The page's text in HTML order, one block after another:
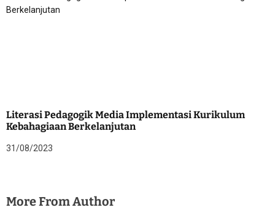
Literasi Pedagogik Media Implementasi Kurikulum
Kebahagiaan Berkelanjutan
31/08/2023
More From Author